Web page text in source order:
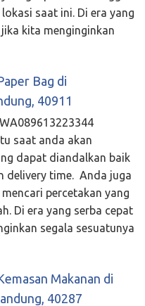
saat ini. Di era yang
kita menginginkan
Bag di
40911
saat anda akan
dapat diandalkan baik
delivery time. Anda juga
percetakan yang
Di era yang serba cepat
segala sesuatunya
Makanan di
40287